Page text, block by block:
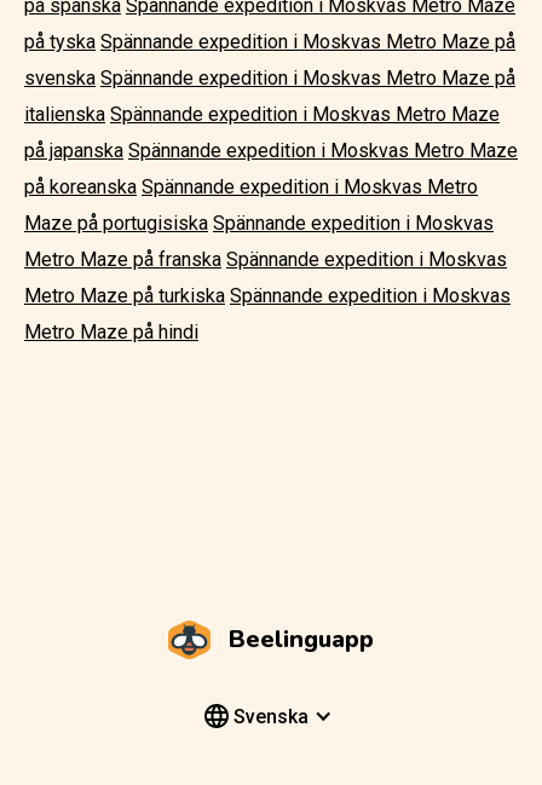
på spanska Spännande expedition i Moskvas Metro Maze
på tyska Spännande expedition i Moskvas Metro Maze på
svenska Spännande expedition i Moskvas Metro Maze på
italienska Spännande expedition i Moskvas Metro Maze
på japanska Spännande expedition i Moskvas Metro Maze
på koreanska Spännande expedition i Moskvas Metro
Maze på portugisiska Spännande expedition i Moskvas
Metro Maze på franska Spännande expedition i Moskvas
Metro Maze på turkiska Spännande expedition i Moskvas
Metro Maze på hindi
Beelinguapp
Svenska